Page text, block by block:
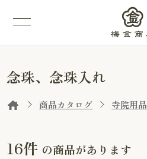
念珠、念珠入れ
商品カタログ 寺院用品
16件 の商品があります